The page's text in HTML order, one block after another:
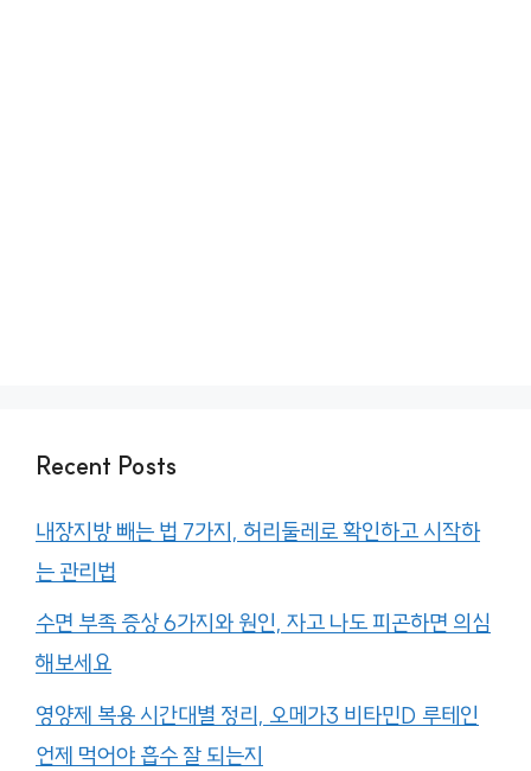
Recent Posts
내장지방 빼는 법 7가지, 허리둘레로 확인하고 시작하
는 관리법
수면 부족 증상 6가지와 원인, 자고 나도 피곤하면 의심
해보세요
영양제 복용 시간대별 정리, 오메가3 비타민D 루테인
언제 먹어야 흡수 잘 되는지